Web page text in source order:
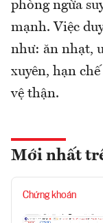
phòng ngừa
mạnh. Việc
như: ăn nhạt,
xuyên, hạn
vệ thận.
Mới nhất
Chứng khoán